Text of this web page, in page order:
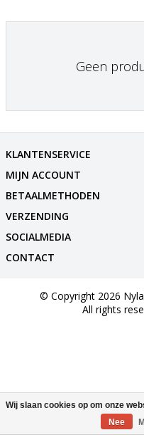
Geen
KLANTENSERVICE
MIJN ACCOUNT
BETAALMETHODEN
VERZENDING
SOCIALMEDIA
CONTACT
© Copyright 2026
All rights
Wij slaan cookies op om onze
Nee